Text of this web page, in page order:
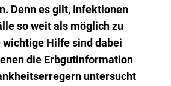
Denn es gilt, Infektionen
so weit als möglich zu
wichtige Hilfe sind dabei
die Erbgutinformation
untersucht